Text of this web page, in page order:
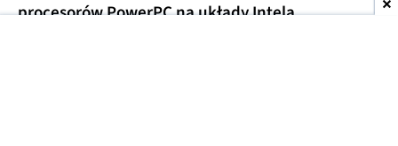
procesorów PowerPC na układy Intela.